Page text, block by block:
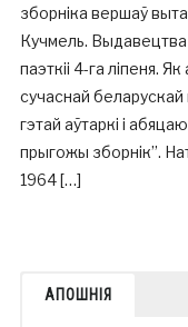
зборніка вершаў
Кучмель. Выдавецтва
паэткіі 4-га ліпеня.
сучаснай беларускай
гэтай аўтаркі і
прыгожы зборнік”.
1964 […]
АПОШНІЯ